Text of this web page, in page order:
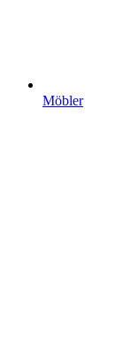
Möbler